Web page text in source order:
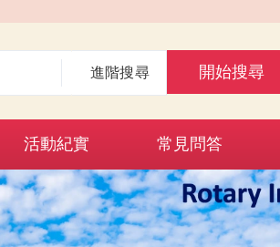
進階搜尋 開始搜尋
活動紀實 常見問答